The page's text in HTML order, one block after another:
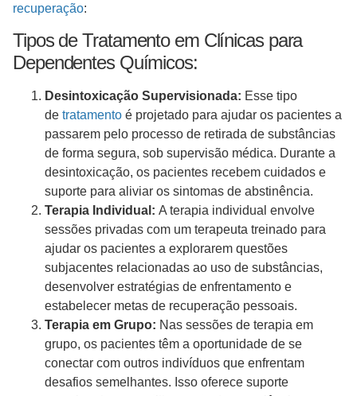
recuperação:
Tipos de Tratamento em Clínicas para
Dependentes Químicos:
Desintoxicação Supervisionada: Esse tipo
de tratamento é projetado para ajudar os pacientes a
passarem pelo processo de retirada de substâncias
de forma segura, sob supervisão médica. Durante a
desintoxicação, os pacientes recebem cuidados e
suporte para aliviar os sintomas de abstinência.
Terapia Individual: A terapia individual envolve
sessões privadas com um terapeuta treinado para
ajudar os pacientes a explorarem questões
subjacentes relacionadas ao uso de substâncias,
desenvolver estratégias de enfrentamento e
estabelecer metas de recuperação pessoais.
Terapia em Grupo: Nas sessões de terapia em
grupo, os pacientes têm a oportunidade de se
conectar com outros indivíduos que enfrentam
desafios semelhantes. Isso oferece suporte